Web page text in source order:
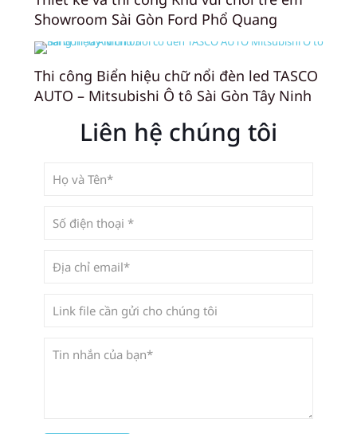
Showroom Sài Gòn Ford Phổ Quang
Thi công Biển hiệu chữ nổi đèn led TASCO
AUTO – Mitsubishi Ô tô Sài Gòn Tây Ninh
Liên hệ chúng tôi